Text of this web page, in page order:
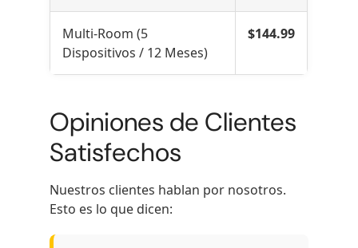
Multi-Room (5
Dispositivos / 12 Meses)
$144.99
Opiniones de Clientes
Satisfechos
Nuestros clientes hablan por nosotros.
Esto es lo que dicen: